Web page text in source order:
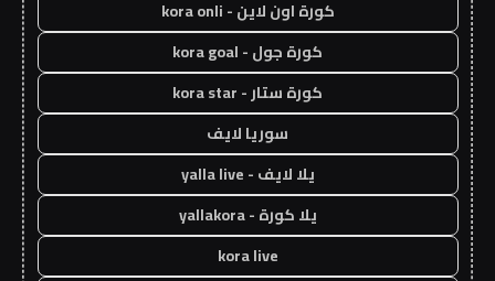
كورة اون لاين - kora onli
كورة جول - kora goal
كورة ستار - kora star
سوريا لايف
يلا لايف - yalla live
يلا كورة - yallakora
kora live